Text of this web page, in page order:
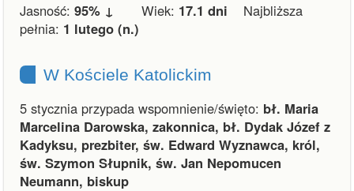
Jasność: 95% ↓ Wiek: 17.1 dni Najbliższa
pełnia: 1 lutego (n.)
W Kościele Katolickim
5 stycznia przypada wspomnienie/święto: bł. Maria
Marcelina Darowska, zakonnica, bł. Dydak Józef z
Kadyksu, prezbiter, św. Edward Wyznawca, król,
św. Szymon Słupnik, św. Jan Nepomucen
Neumann, biskup